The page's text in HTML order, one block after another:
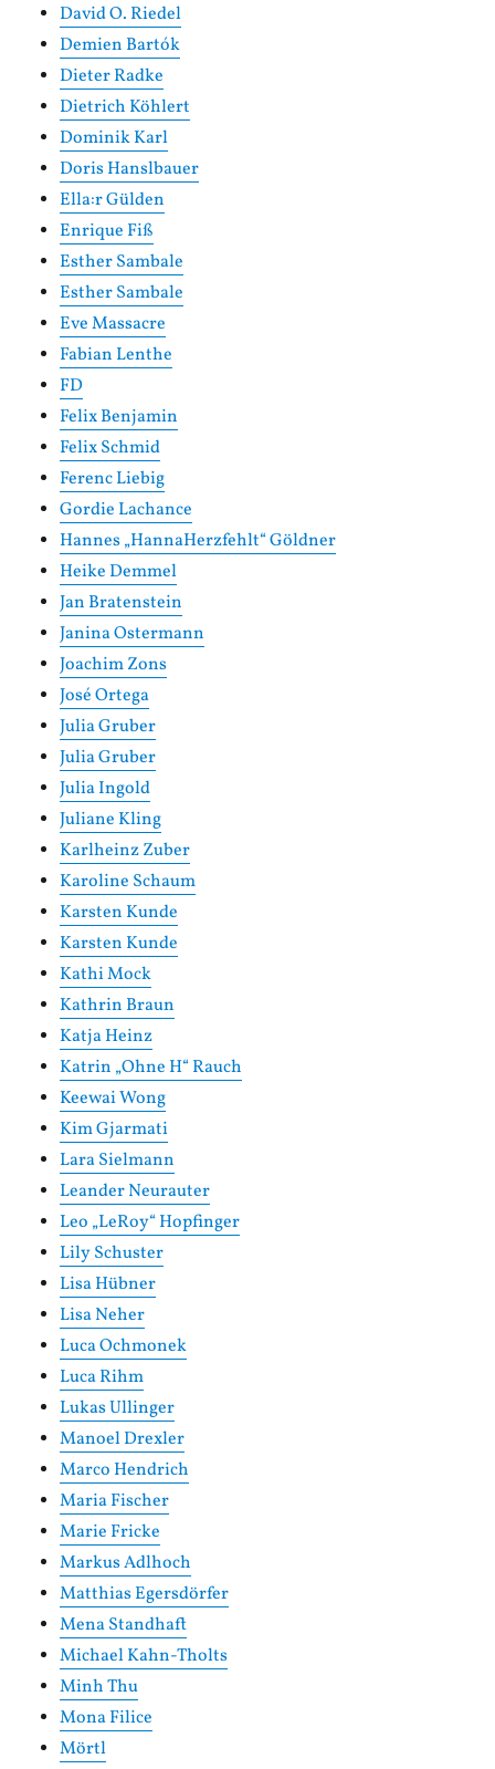
David O. Riedel
Demien Bartók
Dieter Radke
Dietrich Köhlert
Dominik Karl
Doris Hanslbauer
Ella:r Gülden
Enrique Fiß
Esther Sambale
Esther Sambale
Eve Massacre
Fabian Lenthe
FD
Felix Benjamin
Felix Schmid
Ferenc Liebig
Gordie Lachance
Hannes „HannaHerzfehlt“ Göldner
Heike Demmel
Jan Bratenstein
Janina Ostermann
Joachim Zons
José Ortega
Julia Gruber
Julia Gruber
Julia Ingold
Juliane Kling
Karlheinz Zuber
Karoline Schaum
Karsten Kunde
Karsten Kunde
Kathi Mock
Kathrin Braun
Katja Heinz
Katrin „Ohne H“ Rauch
Keewai Wong
Kim Gjarmati
Lara Sielmann
Leander Neurauter
Leo „LeRoy“ Hopfinger
Lily Schuster
Lisa Hübner
Lisa Neher
Luca Ochmonek
Luca Rihm
Lukas Ullinger
Manoel Drexler
Marco Hendrich
Maria Fischer
Marie Fricke
Markus Adlhoch
Matthias Egersdörfer
Mena Standhaft
Michael Kahn-Tholts
Minh Thu
Mona Filice
Mörtl